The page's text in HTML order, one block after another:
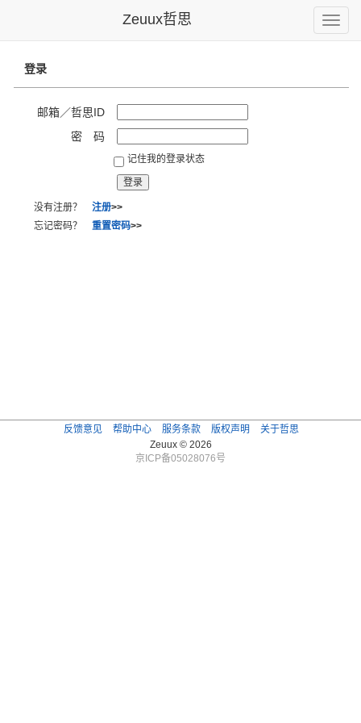
Toggle
Zeuux哲思
登录
邮箱／哲思ID
密 码
记住我的登录状态
没有注册？ 注册>>
忘记密码？ 重置密码>>
反馈意见 帮助中心 服务条款 版权声明
关于哲思
Zeuux © 2026
京ICP备05028076号